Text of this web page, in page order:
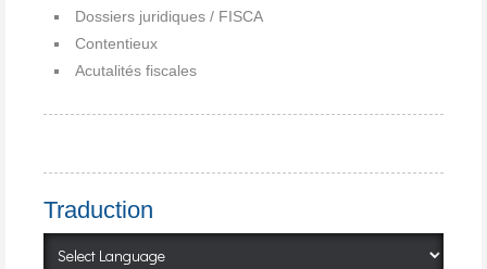
Dossiers juridiques / FISCA
Contentieux
Acutalités fiscales
Traduction